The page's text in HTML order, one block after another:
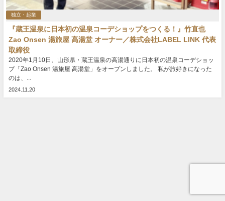
独立・起業
『蔵王温泉に日本初の温泉コーデショップをつくる！』竹直也
Zao Onsen 湯旅屋 高湯堂 オーナー／株式会社LABEL LINK 代表
取締役
2020年1月10日、山形県・蔵王温泉の高湯通りに日本初の温泉コーデショッ
プ「Zao Onsen 湯旅屋 高湯堂」をオープンしました。 私が旅好きになった
のは、...
2024.11.20